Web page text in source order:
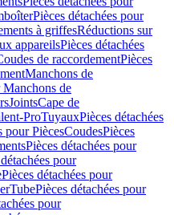
Pièces détachées pour
à griffesRéductions sur
appareilsPièces détachées
de raccordementPièces
Manchons de
Manchons de
JointsCape de
ProTuyauxPièces détachées
pour PiècesCoudesPièces
Pièces détachées pour
pour
Pièces détachées pour
Pièces détachées pour
pour